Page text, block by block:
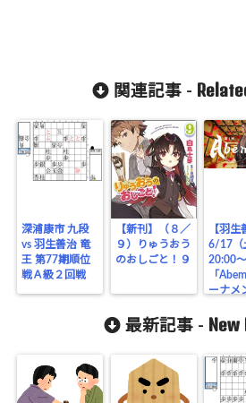
関連記事 -
深浦康市 九段
vs 羽生善治 竜
王 第77期順位
戦Ａ級２回戦
【新刊】（８／
９）りゅうおう
のおしごと！９
【羽生
6/17（
20:00～
「
ーナメ
最新記事 - New